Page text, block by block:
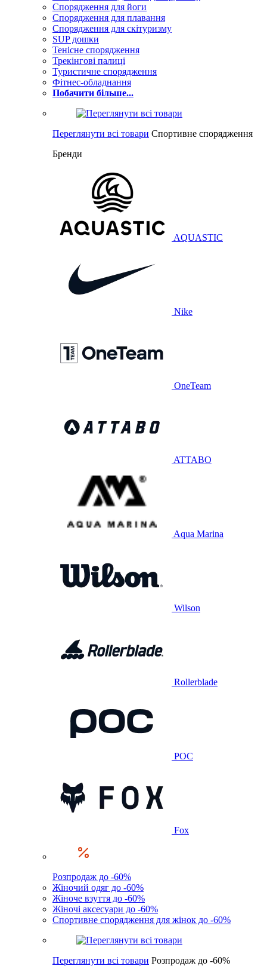
Спорядження для йоги
Спорядження для плавання
Спорядження для скітуризму
SUP дошки
Тенісне спорядження
Трекінгові палиці
Туристичне спорядження
Фітнес-обладнання
Побачити більше...
Переглянути всі товари Спортивне спорядження
Бренди
AQUASTIC
Nike
OneTeam
ATTABO
Aqua Marina
Wilson
Rollerblade
POC
Fox
Розпродаж до -60%
Жіночий одяг до -60%
Жіноче взуття до -60%
Жіночі аксесуари до -60%
Спортивне спорядження для жінок до -60%
Переглянути всі товари Розпродаж до -60%